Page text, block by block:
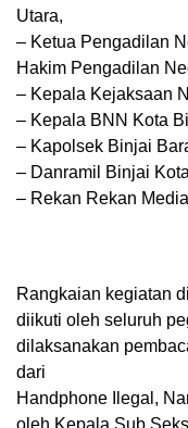
Utara,
– Ketua Pengadilan
Hakim Pengadilan
– Kepala Kejaksaan
– Kepala BNN Kota
– Kapolsek Binjai
– Danramil Binjai
– Rekan Rekan
Rangkaian kegiatan
diikuti oleh seluruh
dilaksanakan
dari
Handphone Ilegal,
oleh Kepala Sub